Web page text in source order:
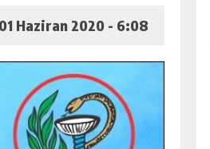
01 Haziran 2020 - 6:08